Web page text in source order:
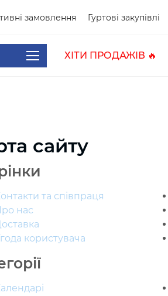
замовлення Гуртові закупівлі
ХІТИ ПРОДАЖІВ 🔥
сайту
та співпраця
нас
користувача